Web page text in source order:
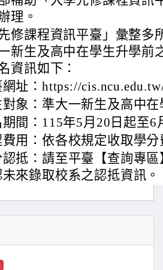
理。
先修課程資訊平臺」彙整
新生及高中在學生升學前
資訊如下：
址：https://
象：準大一新生及高中
期間：115年5月20日起至6
用：依各校規定收取學
認抵：請至平臺【查詢專
來錄取校系之認抵資訊。